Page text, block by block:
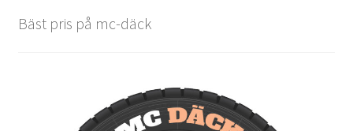
Bäst pris på mc-däck